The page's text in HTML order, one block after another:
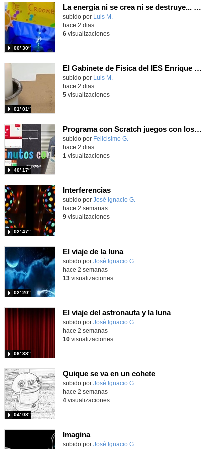
La energía ni se crea ni se destruye... ¡se experimenta! El Tierno en la Feria Madrid es Ciencia 2026
Contenido educativo.
subido por Luis M.
00′ 30″
hace 2 dias
6visualizaciones
El Gabinete de Física del IES Enrique Tierno Galván de Parla (Curso 25-26)
Contenido educativo.
subido por Luis M.
01′ 01″
hace 2 dias
5visualizaciones
Programa con Scratch juegos con los partidos del mundial 2026 ganados por España
Contenido educativo.
subido por Felicisimo G.
40′ 17″
hace 2 dias
1 visualizaciones
Interferencias
Contenido educativo.
subido por José Ignacio G.
02′ 47″
hace 2 semanas
9visualizaciones
El viaje de la luna
Contenido educativo.
subido por José Ignacio G.
02′ 20″
hace 2 semanas
13visualizaciones
El viaje del astronauta y la luna
Contenido educativo.
subido por José Ignacio G.
06′ 38″
hace 2 semanas
10visualizaciones
Quique se va en un cohete
Contenido educativo.
subido por José Ignacio G.
04′ 08″
hace 2 semanas
4visualizaciones
Imagina
Contenido educativo.
subido por José Ignacio G.